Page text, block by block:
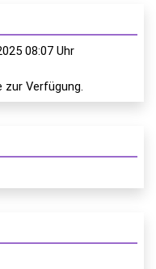
08:07 Uhr
zur Verfügung.